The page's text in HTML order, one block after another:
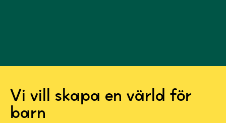
Vi vill skapa en värld för
barn